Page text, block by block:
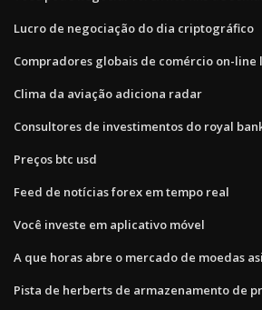
Lucro de negociação do dia criptográfico
Compradores globais de comércio on-
Clima da aviação adiciona radar
Consultores de investimentos do royal
Preços btc usd
Feed de notícias forex em tempo real
Você investe em aplicativo móvel
A que horas abre o mercado de moedas
Pista de herberts de armazenamento de